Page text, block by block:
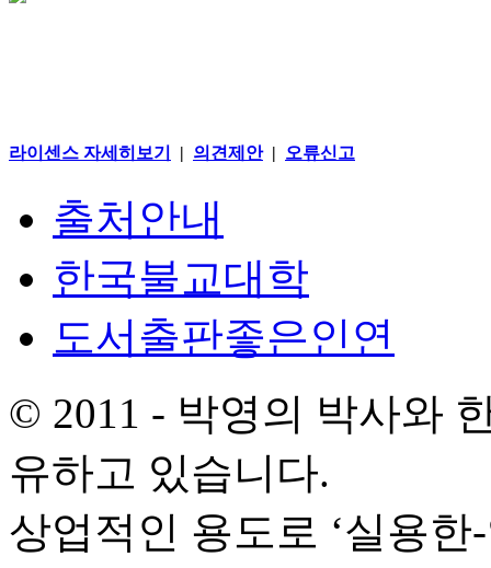
라이센스 자세히보기 | 의견제안| 오류신고
출처안내
한국불교대학
도서출판좋은인연
© 2011 - 박영의 박사와
유하고 있습니다.
상업적인 용도로 ‘실용